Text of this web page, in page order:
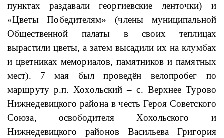
пунктах раздавали георгиевские ленточки) и
«Цветы Победителям» (члены муниципальной
Общественной палаты в своих теплицах
вырастили цветы, а затем высадили их на клумбах
ицветниках мемориалов, памятников и памятных
мест). 7 мая был проведён велопробег по
маршруту р.п. Хохольский – с. ВерхнееТурово
Нижнедевицкого района в честь Героя Советского
Союза, освободителя Хохольского и
Нижнедевицкого районов Васильева Григория